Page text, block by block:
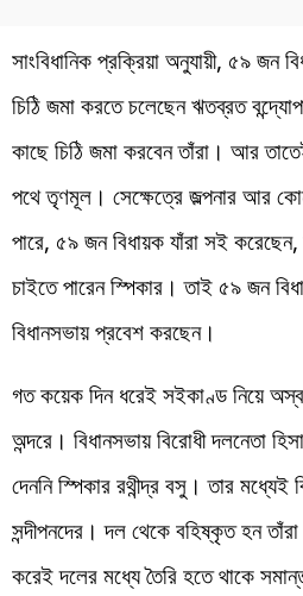
সাংবিধানিক প্রক্রিয়া অনুযায়ী, ৫৯ জন
চিঠি জমা করতে চলেছেন ঋতব্রত
কাছে চিঠি জমা করবেন তাঁরা। আর
পথে তৃণমূল। সেক্ষেত্রে জল্পনার আর
পারে, ৫৯ জন বিধায়ক যাঁরা সই
চাইতে পারেন স্পিকার। তাই ৫৯ জন
বিধানসভায় প্রবেশ করছেন।
গত কয়েক দিন ধরেই সইকাণ্ড নিয়ে
অন্দরে। বিধানসভায় বিরোধী দলনেতা
দেননি স্পিকার রথীন্দ্র বসু। তার
সন্দীপনদের। দল থেকে বহিষ্কৃত হন
করেই দলের মধ্যে তৈরি হতে থাকে